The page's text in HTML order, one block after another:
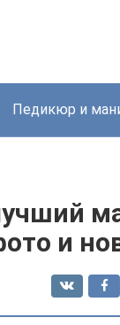
Педикюр и
и